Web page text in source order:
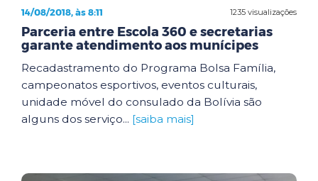
1235 visualizações
14/08/2018, às 8:11
Parceria entre Escola 360 e secretarias
garante atendimento aos munícipes
Recadastramento do Programa Bolsa Família,
campeonatos esportivos, eventos culturais,
unidade móvel do consulado da Bolívia são
alguns dos serviço... [saiba mais]